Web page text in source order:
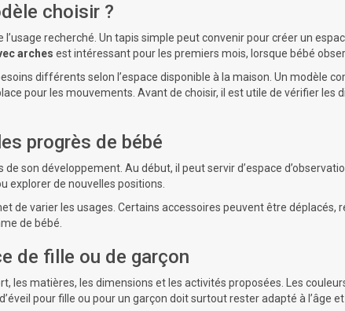
choisir ?
l’usage recherché. Un tapis simple peut convenir pour créer un
arches est intéressant pour les premiers mois, lorsque bébé
différents selon l’espace disponible à la maison. Un modèle
pour les mouvements. Avant de choisir, il est utile de vérifier les
progrès de bébé
son développement. Au début, il peut servir d’espace
explorer de nouvelles positions.
de varier les usages. Certains accessoires peuvent être déplacés,
de bébé.
de fille ou de garçon
les matières, les dimensions et les activités proposées. Les
pour fille ou pour un garçon doit surtout rester adapté à l’âge